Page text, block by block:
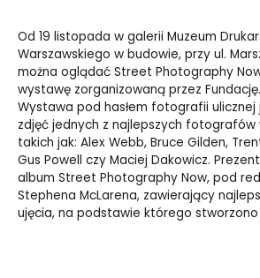
Od 19 listopada w galerii Muzeum
Warszawskiego w budowie, przy ul.
można oglądać Street Photography
wystawę zorganizowaną przez
Wystawa pod hasłem fotografii
zdjęć jednych z najlepszych fotografów
takich jak: Alex Webb, Bruce Gilden,
Gus Powell czy Maciej Dakowicz.
album Street Photography Now, pod
Stephena McLarena, zawierający
ujęcia, na podstawie którego